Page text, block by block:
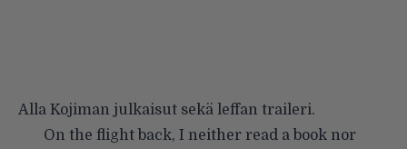
Alla Kojiman julkaisut sekä leffan traileri.
On the flight back, I neither read a book nor